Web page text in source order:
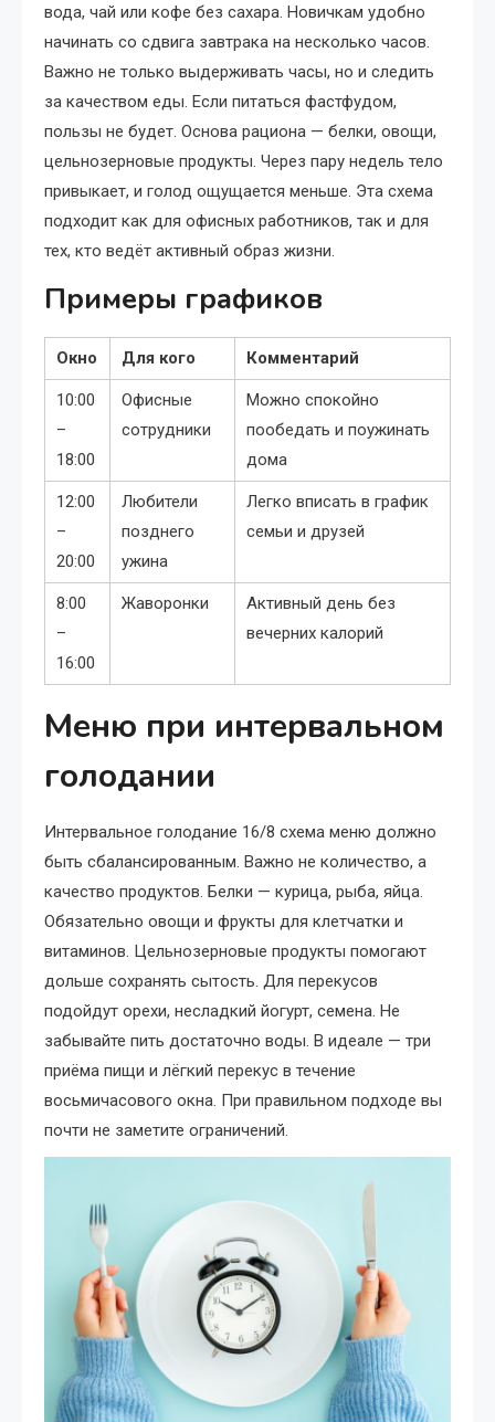
вода, чай или кофе без сахара. Новичкам удобно
начинать со сдвига завтрака на несколько часов.
Важно не только выдерживать часы, но и следить
за качеством еды. Если питаться фастфудом,
пользы не будет. Основа рациона — белки, овощи,
цельнозерновые продукты. Через пару недель тело
привыкает, и голод ощущается меньше. Эта схема
подходит как для офисных работников, так и для
тех, кто ведёт активный образ жизни.
Примеры графиков
Окно Для кого Комментарий
10:00
–
18:00
Офисные
сотрудники
Можно спокойно
пообедать и поужинать
дома
12:00
–
20:00
Любители
позднего
ужина
Легко вписать в график
семьи и друзей
8:00
–
16:00
Жаворонки
Активный день без
вечерних калорий
Меню при интервальном
голодании
Интервальное голодание 16/8 схема меню должно
быть сбалансированным. Важно не количество, а
качество продуктов. Белки — курица, рыба, яйца.
Обязательно овощи и фрукты для клетчатки и
витаминов. Цельнозерновые продукты помогают
дольше сохранять сытость. Для перекусов
подойдут орехи, несладкий йогурт, семена. Не
забывайте пить достаточно воды. В идеале — три
приёма пищи и лёгкий перекус в течение
восьмичасового окна. При правильном подходе вы
почти не заметите ограничений.